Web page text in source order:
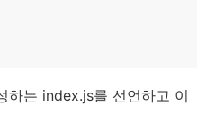
하는 index.js를 선언하고 이